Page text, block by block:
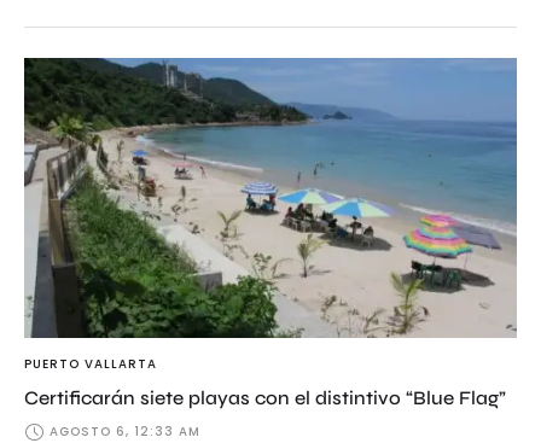
PUERTO VALLARTA
Certificarán siete playas con el distintivo “Blue Flag”
AGOSTO 6, 12:33 AM